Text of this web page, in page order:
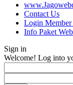
Contact Us
Login Member
Info Paket
Sign in
Welcome! Log into